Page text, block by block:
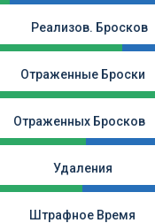
Реализов. Бросков
Отраженные Броски
Отраженных Бросков
Удаления
Штрафное Время